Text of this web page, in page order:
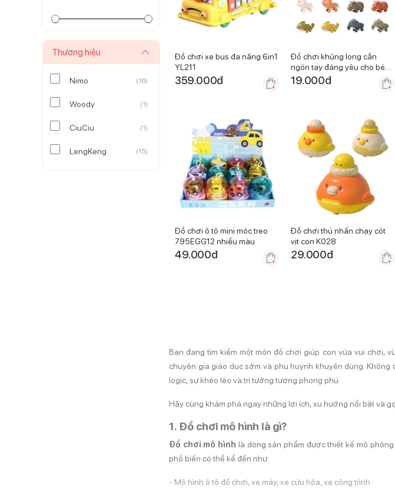
Thương hiệu
Nimo (16)
Woody (1)
CiuCiu (1)
LengKeng (15)
Đồ chơi xe bus đa năng 6in1
YL211
359.000đ
Đồ chơi khủng long cắn
ngón tay đáng yêu cho bé
L3
19.000đ
Đồ chơi ô tô mini móc treo
795EGG12 nhiều màu
49.000đ
Đồ chơi thú nhấn chạy cót
vịt con K028
29.000đ
Bạn đang tìm kiếm một món đồ chơi giúp con vừa vui chơi,
chuyên gia giáo dục sớm và phụ huynh khuyên dùng.
logic, sự khéo léo và trí tưởng tượng phong phú.
Hãy cùng khám phá ngay những lợi ích, xu hướng nổi bật và
1. Đồ chơi mô hình là gì?
Đồ chơi mô hình là dòng sản phẩm được thiết kế mô
phổ biến có thể kể đến như:
- Mô hình ô tô đồ chơi, xe máy, xe cứu hỏa, xe công trình